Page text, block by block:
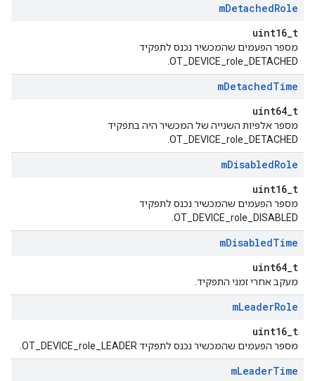
mDetachedRole
uint16_t
מספר הפעמים שהמכשיר נכנס לתפקיד
OT_DEVICE_role_DETACHED.
mDetachedTime
uint64_t
מספר אלפיות השנייה של המכשיר היה בתפקיד
OT_DEVICE_role_DETACHED.
mDisabledRole
uint16_t
מספר הפעמים שהמכשיר נכנס לתפקיד
OT_DEVICE_role_DISABLED.
mDisabledTime
uint64_t
מעקב אחרי זמני התפקיד.
mLeaderRole
uint16_t
מספר הפעמים שהמכשיר נכנס לתפקיד OT_DEVICE_role_LEADER.
mLeaderTime